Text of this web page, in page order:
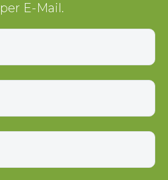
per E-Mail.